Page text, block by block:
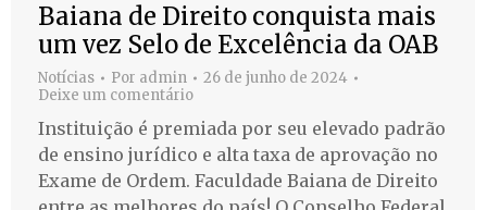
Baiana de Direito conquista mais
um vez Selo de Excelência da OAB
Notícias Por admin
26 de junho de 2024
Deixe um comentário
Instituição é premiada por seu elevado padrão
de ensino jurídico e alta taxa de aprovação no
Exame de Ordem. Faculdade Baiana de Direito